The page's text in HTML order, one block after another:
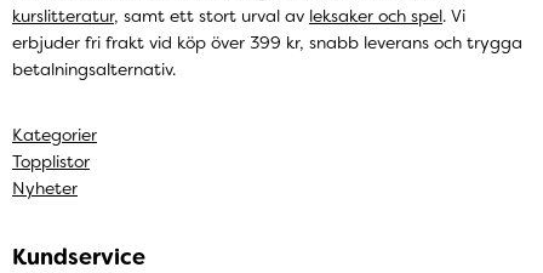
kurslitteratur, samt ett stort urval av leksaker och spel. Vi
erbjuder fri frakt vid köp över 399 kr, snabb leverans och trygga
betalningsalternativ.
Kategorier
Topplistor
Nyheter
Kundservice